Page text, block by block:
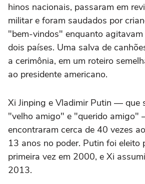
hinos nacionais, passaram em
militar e foram saudados por
"bem-vindos" enquanto agitavam
dois países. Uma salva de
a cerimônia, em um roteiro
ao presidente americano.
Xi Jinping e Vladimir Putin — que
"velho amigo" e "querido amigo"
encontraram cerca de 40 vezes
13 anos no poder. Putin foi eleito
primeira vez em 2000, e Xi
2013.